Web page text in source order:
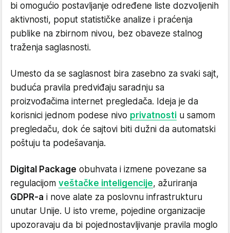
bi omogućio postavljanje određene liste dozvoljenih
aktivnosti, poput statističke analize i praćenja
publike na zbirnom nivou, bez obaveze stalnog
traženja saglasnosti.
Umesto da se saglasnost bira zasebno za svaki sajt,
buduća pravila predviđaju saradnju sa
proizvođačima internet pregledača. Ideja je da
korisnici jednom podese nivo privatnosti u samom
pregledaču, dok će sajtovi biti dužni da automatski
poštuju ta podešavanja.
Digital Package obuhvata i izmene povezane sa
regulacijom veštačke inteligencije, ažuriranja
GDPR-a i nove alate za poslovnu infrastrukturu
unutar Unije. U isto vreme, pojedine organizacije
upozoravaju da bi pojednostavljivanje pravila moglo